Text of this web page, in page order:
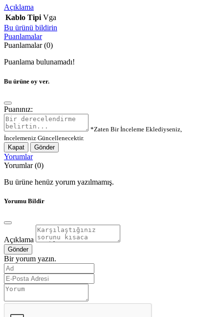
Açıklama
Kablo Tipi Vga
Bu ürünü bildirin
Puanlamalar
Puanlamalar (0)
Puanlama bulunamadı!
Bu ürüne oy ver.
Puanınız:
*Zaten Bir İnceleme Eklediyseniz,
İncelemeniz Güncellenecektir.
Kapat
Gönder
Yorumlar
Yorumlar (0)
Bu ürüne henüz yorum yazılmamış.
Yorumu Bildir
Açıklama
Gönder
Bir yorum yazın.